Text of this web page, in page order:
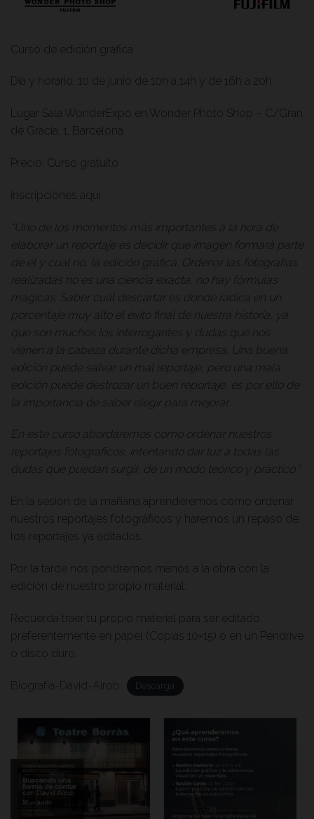
Curso de edición gráfica
Día y horario: 10 de junio de 10h a 14h y de 16h a 20h
Lugar Sala WonderExpo en Wonder Photo Shop – C/Gran
de Gràcia, 1, Barcelona
Precio: Curso gratuito
Inscripciones aquí
“Uno de los momentos más importantes a la hora de
elaborar un reportaje es decidir que imagen formará parte
de él y cual no, la edición gráfica. Ordenar las fotografías
realizadas no es una ciencia exacta, no hay fórmulas
mágicas. Saber cuál descartar es donde radica en un
porcentaje muy alto el éxito final de nuestra historia, ya
que son muchos los interrogantes y dudas que nos
vienen a la cabeza durante dicha empresa. Una buena
edición puede salvar un mal reportaje, pero una mala
edición puede destrozar un buen reportaje, es por ello de
la importancia de saber elegir para mejorar.
En este curso abordaremos como ordenar nuestros
reportajes fotográficos, intentando dar luz a todas las
dudas que puedan surgir, de un modo teórico y práctico.”
En la sesión de la mañana aprenderemos cómo ordenar
nuestros reportajes fotográficos y haremos un repaso de
los reportajes ya editados.
Por la tarde nos pondremos manos a la obra con la
edición de nuestro propio material.
Recuerda traer tu propio material para ser editado,
preferentemente en papel (Copias 10×15) o en un Pendrive
o disco duro.
Biografía-David-Airob Descarga